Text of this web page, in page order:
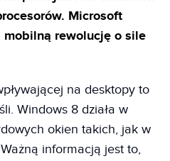
Microsoft
mobilną rewolucję o sile
na desktopy to
Windows 8 działa w
okien takich, jak w
informacją jest to,